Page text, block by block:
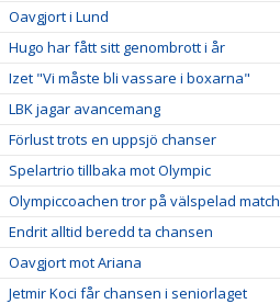
Oavgjort i Lund
Hugo har fått sitt genombrott i år
Izet "Vi måste bli vassare i boxarna"
LBK jagar avancemang
Förlust trots en uppsjö chanser
Spelartrio tillbaka mot Olympic
Olympiccoachen tror på välspelad match
Endrit alltid beredd ta chansen
Oavgjort mot Ariana
Jetmir Koci får chansen i seniorlaget